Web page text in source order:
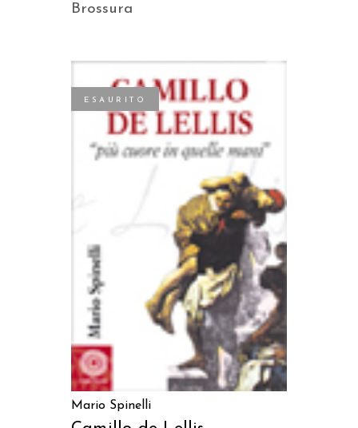
Brossura
ESAURITO
LEGGI TUTTO
Mario Spinelli